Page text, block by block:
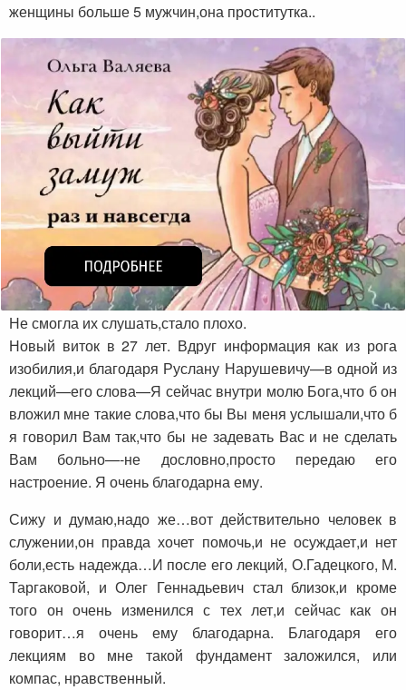
женщины больше 5 мужчин,она проститутка..
Не смогла их слушать,стало плохо.
Новый виток в 27 лет. Вдруг информация как из рога
изобилия,и благодаря Руслану Нарушевичу—в одной из
лекций—его слова—Я сейчас внутри молю Бога,что б он
вложил мне такие слова,что бы Вы меня услышали,что б
я говорил Вам так,что бы не задевать Вас и не сделать
Вам больно—-не дословно,просто передаю его
настроение. Я очень благодарна ему.
Сижу и думаю,надо же…вот действительно человек в
служении,он правда хочет помочь,и не осуждает,и нет
боли,есть надежда…И после его лекций, О.Гадецкого, М.
Таргаковой, и Олег Геннадьевич стал близок,и кроме
того он очень изменился с тех лет,и сейчас как он
говорит…я очень ему благодарна. Благодаря его
лекциям во мне такой фундамент заложился, или
компас, нравственный.